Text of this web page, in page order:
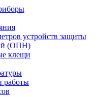
устройств защиты
(ОПН)
клещи
работы